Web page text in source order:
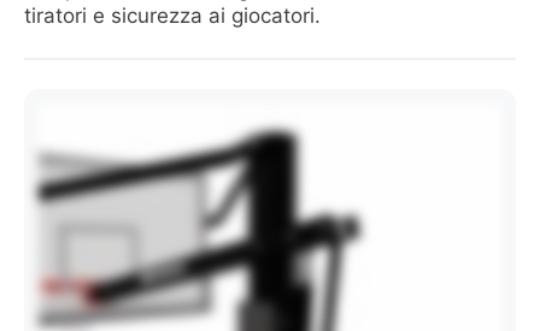
tiratori e sicurezza ai giocatori.